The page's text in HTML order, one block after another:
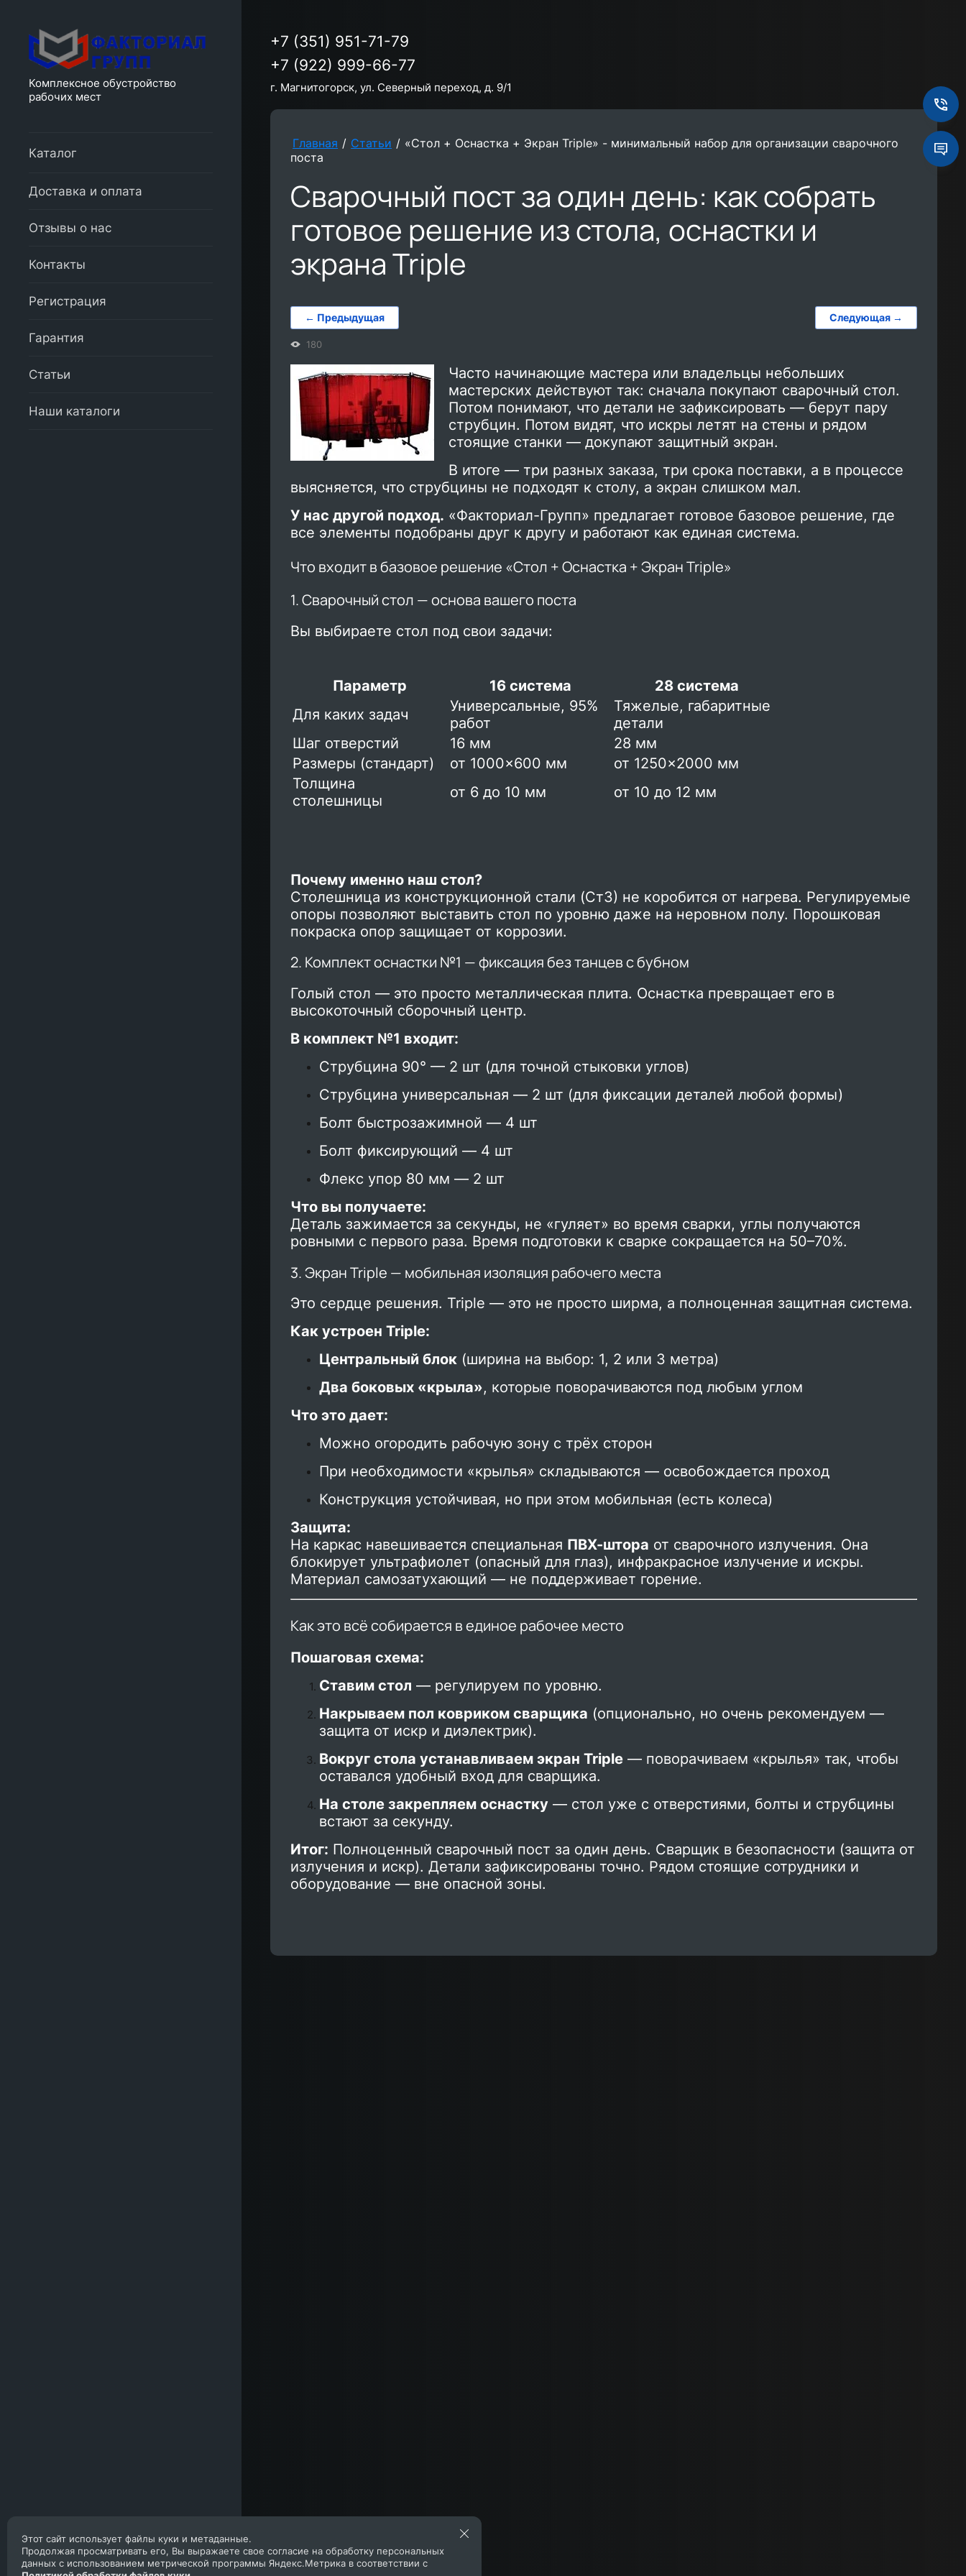
Комплексное обустройство
рабочих мест
Каталог
Доставка и оплата
Отзывы о нас
Контакты
Регистрация
Гарантия
Статьи
Наши каталоги
+7 (351) 951-71-79
+7 (922) 999-66-77
г. Магнитогорск, ул. Северный переход, д. 9/1
Главная / Статьи / «Стол + Оснастка + Экран Triple» - минимальный набор для организации сварочного
поста
Сварочный пост за один день: как собрать
готовое решение из стола, оснастки и
экрана Triple
← Предыдущая Следующая →
180
Часто начинающие мастера или владельцы небольших
мастерских действуют так: сначала покупают сварочный стол.
Потом понимают, что детали не зафиксировать — берут пару
струбцин. Потом видят, что искры летят на стены и рядом
стоящие станки — докупают защитный экран.
В итоге — три разных заказа, три срока поставки, а в процессе
выясняется, что струбцины не подходят к столу, а экран слишком мал.
У нас другой подход. «Факториал-Групп» предлагает готовое базовое решение, где
все элементы подобраны друг к другу и работают как единая система.
Что входит в базовое решение «Стол + Оснастка + Экран Triple»
1. Сварочный стол — основа вашего поста
Вы выбираете стол под свои задачи:
Параметр 16 система
28 система
Для каких задач
Универсальные, 95%
работ
Тяжелые, габаритные
детали
Шаг отверстий
16 мм
28 мм
Размеры (стандарт)
от 1000×600 мм
от 1250×2000 мм
Толщина
столешницы
от 6 до 10 мм от 10 до 12 мм
Почему именно наш стол?
Столешница из конструкционной стали (Ст3) не коробится от нагрева. Регулируемые
опоры позволяют выставить стол по уровню даже на неровном полу. Порошковая
покраска опор защищает от коррозии.
2. Комплект оснастки №1 — фиксация без танцев с бубном
Голый стол — это просто металлическая плита. Оснастка превращает его в
высокоточный сборочный центр.
В комплект №1 входит:
Струбцина 90° — 2 шт (для точной стыковки углов)
Струбцина универсальная — 2 шт (для фиксации деталей любой формы)
Болт быстрозажимной — 4 шт
Болт фиксирующий — 4 шт
Флекс упор 80 мм — 2 шт
Что вы получаете:
Деталь зажимается за секунды, не «гуляет» во время сварки, углы получаются
ровными с первого раза. Время подготовки к сварке сокращается на 50–70%.
3. Экран Triple — мобильная изоляция рабочего места
Это сердце решения. Triple — это не просто ширма, а полноценная защитная система.
Как устроен Triple:
Центральный блок (ширина на выбор: 1, 2 или 3 метра)
Два боковых «крыла», которые поворачиваются под любым углом
Что это дает:
Можно огородить рабочую зону с трёх сторон
При необходимости «крылья» складываются — освобождается проход
Конструкция устойчивая, но при этом мобильная (есть колеса)
Защита:
На каркас навешивается специальная ПВХ-штора от сварочного излучения. Она
блокирует ультрафиолет (опасный для глаз), инфракрасное излучение и искры.
Материал самозатухающий — не поддерживает горение.
Как это всё собирается в единое рабочее место
Пошаговая схема:
Ставим стол — регулируем по уровню.
Накрываем пол ковриком сварщика (опционально, но очень рекомендуем —
защита от искр и диэлектрик).
Вокруг стола устанавливаем экран Triple — поворачиваем «крылья» так, чтобы
оставался удобный вход для сварщика.
На столе закрепляем оснастку — стол уже с отверстиями, болты и струбцины
встают за секунду.
Итог: Полноценный сварочный пост за один день. Сварщик в безопасности (защита от
излучения и искр). Детали зафиксированы точно. Рядом стоящие сотрудники и
оборудование — вне опасной зоны.
Этот сайт использует файлы куки и метаданные.
Продолжая просматривать его, Вы выражаете свое согласие на обработку персональных
данных с использованием метрической программы Яндекс.Метрика в соответствии с